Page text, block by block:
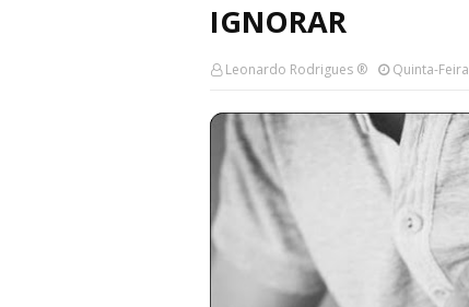
IGNORAR
Leonardo Rodrigues ® Quinta-